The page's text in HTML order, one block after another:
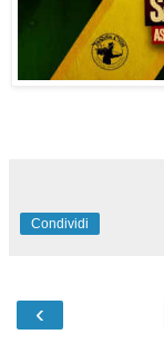
Condividi
‹